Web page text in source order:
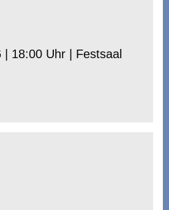
| 18:00 Uhr | Festsaal